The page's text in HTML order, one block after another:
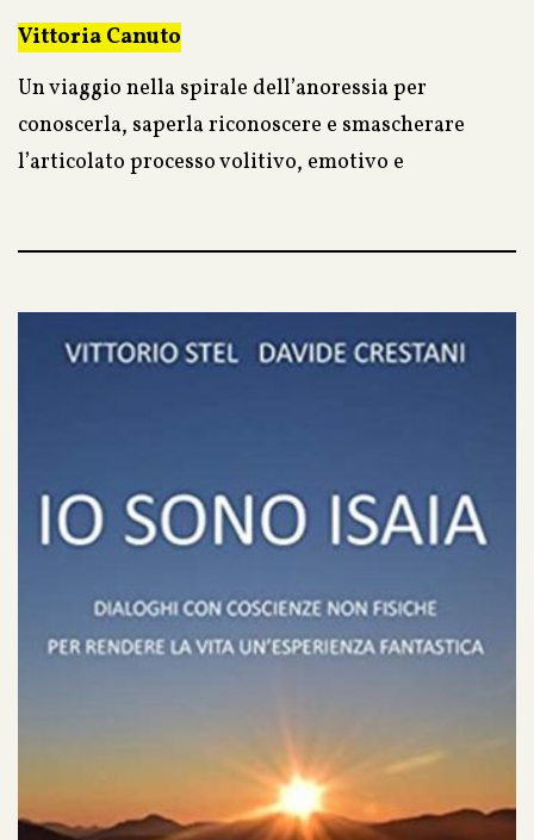
Vittoria Canuto
Un viaggio nella spirale dell’anoressia per
conoscerla, saperla riconoscere e smascherare
l’articolato processo volitivo, emotivo e
e conduttrice dell’esperienza che porta
all’anoressia.